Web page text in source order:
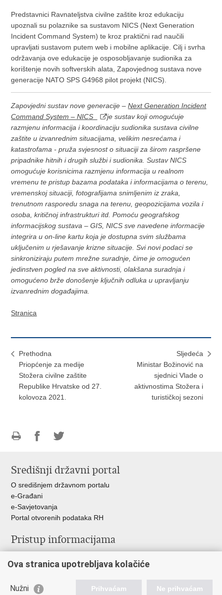
Predstavnici Ravnateljstva civilne zaštite kroz edukaciju
upoznali su polaznike sa sustavom NICS (Next Generation
Incident Command System) te kroz praktični rad naučili
upravljati sustavom putem web i mobilne aplikacije. Cilj i svrha
održavanja ove edukacije je osposobljavanje sudionika za
korištenje novih softverskih alata, Zapovjednog sustava nove
generacije NATO SPS G4968 pilot projekt (NICS).
Zapovjedni sustav nove generacije –Next Generation Incident
Command System – NICS
je sustav koji omogućuje
razmjenu informacija i koordinaciju sudionika sustava civilne
zaštite u izvanrednim situacijama, velikim nesrećama i
katastrofama - pruža svjesnost o situaciji za širom raspršene
pripadnike hitnih i drugih službi i sudionika. Sustav NICS
omogućuje korisnicima razmjenu informacija u realnom
vremenu te pristup bazama podataka i informacijama o terenu,
vremenskoj situaciji, fotografijama snimljenim iz zraka,
trenutnom rasporedu snaga na terenu, geopozicijama vozila i
osoba, kritičnoj infrastrukturi itd. Pomoću geografskog
informacijskog sustava – GIS, NICS sve navedene informacije
integrira u on-line kartu koja je dostupna svim službama
uključenim u rješavanje krizne situacije. Svi novi podaci se
sinkroniziraju putem mrežne suradnje, čime je omogućen
jedinstven pogled na sve aktivnosti, olakšana suradnja i
omogućeno brže donošenje ključnih odluka u upravljanju
izvanrednim događajima.
Stranica
Prethodna
Priopćenje za medije
Stožera civilne zaštite
Republike Hrvatske od 27.
kolovoza 2021.
Sljedeća
Ministar Božinović na
sjednici Vlade o
aktivnostima Stožera i
turističkoj sezoni
FacebookuTwitteru
Središnji državni portal
O središnjem državnom portalu
e-Građani
e-Savjetovanja
Portal otvorenih podataka RH
Pristup informacijama
Savjetovanje
Zapošljavanje
Ova stranica upotrebljava kolačiće
Nužni Prihvaćam Ne prihvaćam